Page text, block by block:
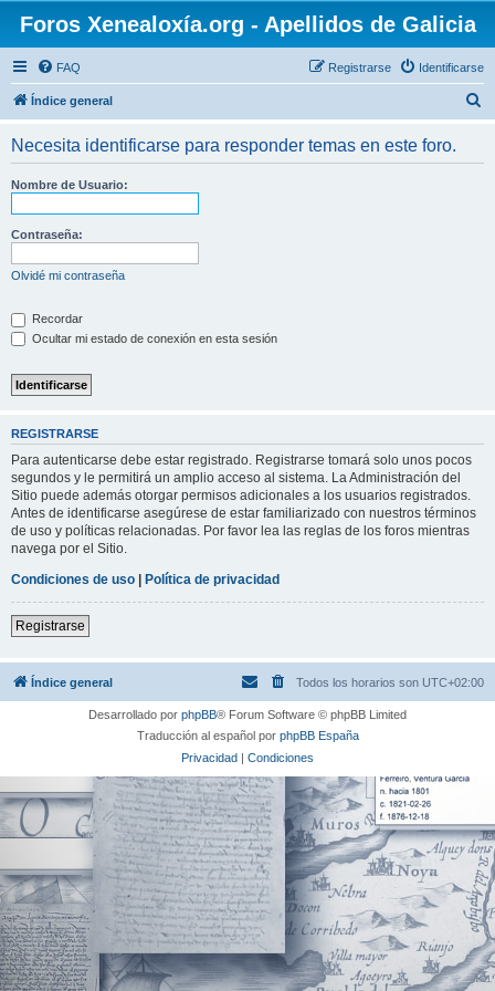
Foros Xenealoxía.org - Apellidos de Galicia
FAQ Identificarse
Registrarse
Índice general
Necesita identificarse para responder temas en este foro.
Nombre de Usuario:
Contraseña:
Olvidé mi contraseña
Recordar
Ocultar mi estado de conexión en esta sesión
REGISTRARSE
Para autenticarse debe estar registrado. Registrarse tomará solo unos pocos
segundos y le permitirá un amplio acceso al sistema. La Administración del
Sitio puede además otorgar permisos adicionales a los usuarios registrados.
Antes de identificarse asegúrese de estar familiarizado con nuestros términos
de uso y políticas relacionadas. Por favor lea las reglas de los foros mientras
navega por el Sitio.
Condiciones de uso | Política de privacidad
Registrarse
Índice general Todos los horarios son UTC+02:00
Desarrollado por phpBB® Forum Software © phpBB Limited
Traducción al español por phpBB España
Privacidad | Condiciones